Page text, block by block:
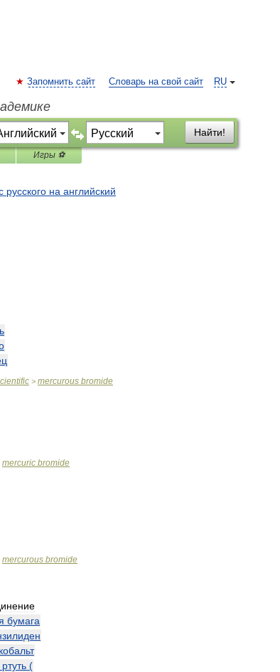
RU
Запомнить сайт Словарь на свой сайт
Найти!
Игры ⚽
русского на английский
> mercurous bromide
mercuric bromide
mercurous bromide
бумага
кобальт
ртуть (